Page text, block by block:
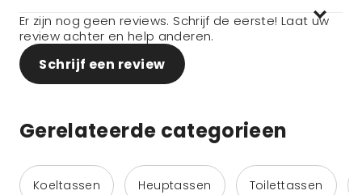
Er zijn nog geen reviews. Schrijf de eerste! Laat uw
review achter en help anderen.
Schrijf een review
Gerelateerde categorieen
Koeltassen Heuptassen Toilettassen